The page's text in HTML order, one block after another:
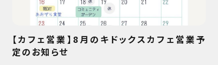
【カフェ営業】8月のキドックスカフェ営業予
定のお知らせ